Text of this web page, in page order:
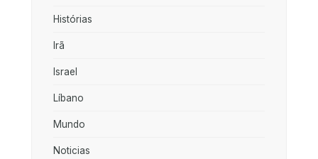
Histórias
Irã
Israel
Líbano
Mundo
Noticias